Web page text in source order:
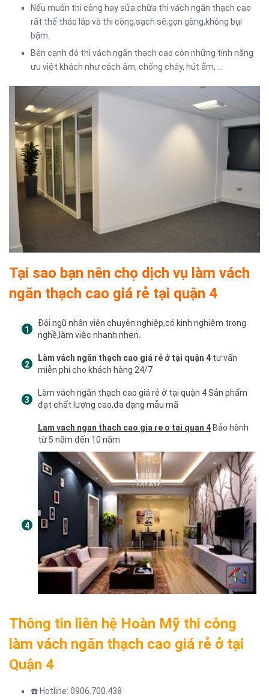
Nếu muốn thi công hay sửa chữa thì vách ngăn thạch cao
rất thế tháo lắp và thi công,sạch sẽ,gọn gàng,không bụi
bặm.
Bên cạnh đó thì vách ngăn thạch cao còn những tính năng
ưu việt khách như cách âm, chống cháy, hút ẩm, …
Tại sao bạn nên chọ dịch vụ làm vách
ngăn thạch cao giá rẻ tại quận 4
Đội ngũ nhân viên chuyên nghiệp,có kinh nghiệm trong
nghề,làm việc nhanh nhẹn.
Làm vách ngăn thạch cao giá rẻ ở tại quận 4 tư vấn
miễn phí cho khách hàng 24/7
Làm vách ngăn thạch cao giá rẻ ở tại quận 4 Sản phẩm
đạt chất lượng cao,đa dạng mẫu mã
Lam vach ngan thach cao gia re o tai quan 4 Bảo hành
từ 5 năm đến 10 năm
Thông tin liên hệ Hoàn Mỹ thi công
làm vách ngăn thạch cao giá rẻ ở tại
Quận 4
☎️ Hotline: 0906.700.438